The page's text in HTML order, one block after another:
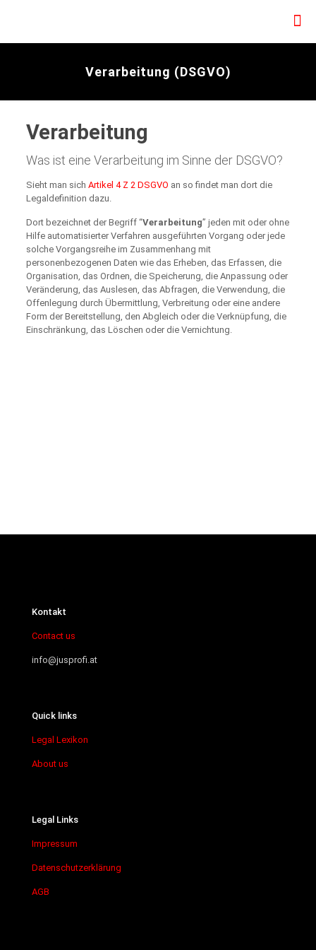
Verarbeitung (DSGVO)
Verarbeitung
Was ist eine Verarbeitung im Sinne der DSGVO?
Sieht man sich Artikel 4 Z 2 DSGVO an so findet man dort die
Legaldefinition dazu.
Dort bezeichnet der Begriff “Verarbeitung” jeden mit oder ohne
Hilfe automatisierter Verfahren ausgeführten Vorgang oder jede
solche Vorgangsreihe im Zusammenhang mit
personenbezogenen Daten wie das Erheben, das Erfassen, die
Organisation, das Ordnen, die Speicherung, die Anpassung oder
Veränderung, das Auslesen, das Abfragen, die Verwendung, die
Offenlegung durch Übermittlung, Verbreitung oder eine andere
Form der Bereitstellung, den Abgleich oder die Verknüpfung, die
Einschränkung, das Löschen oder die Vernichtung.
Kontakt
Contact us
info@jusprofi.at
Quick links
Legal Lexikon
About us
Legal Links
Impressum
Datenschutzerklärung
AGB